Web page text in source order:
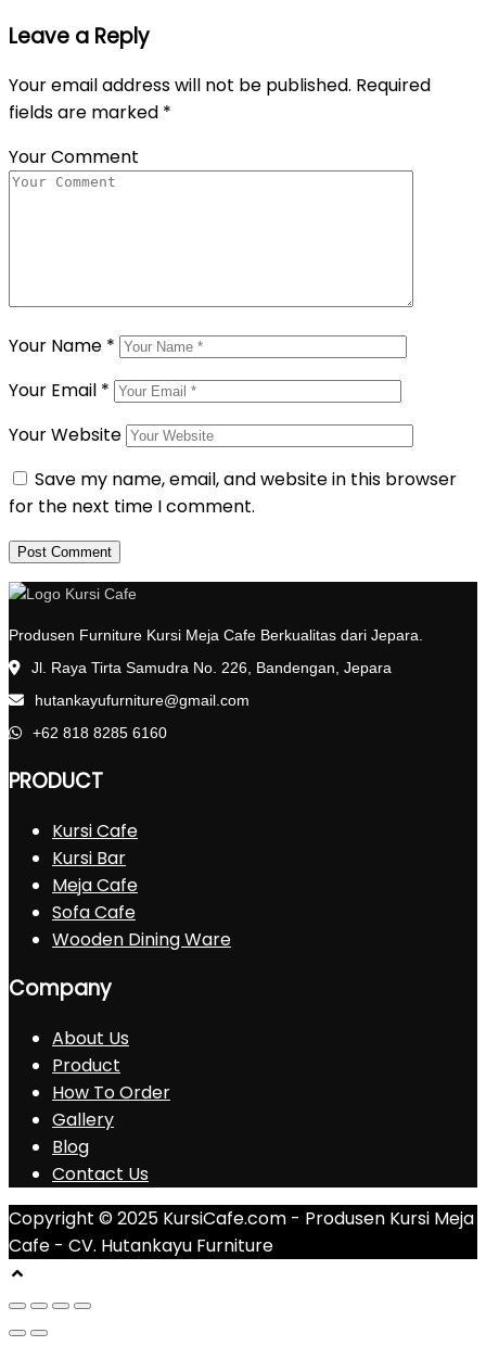
Leave a Reply
Your email address will not be published. Required
fields are marked *
Your Comment
Your Name *
Your Email *
Your Website
Save my name, email, and website in this browser
for the next time I comment.
Produsen Furniture Kursi Meja Cafe Berkualitas dari Jepara.
Jl. Raya Tirta Samudra No. 226, Bandengan, Jepara
hutankayufurniture@gmail.com
+62 818 8285 6160
PRODUCT
Kursi Cafe
Kursi Bar
Meja Cafe
Sofa Cafe
Wooden Dining Ware
Company
About Us
Product
How To Order
Gallery
Blog
Contact Us
Copyright © 2025 KursiCafe.com - Produsen Kursi Meja
Cafe - CV. Hutankayu Furniture